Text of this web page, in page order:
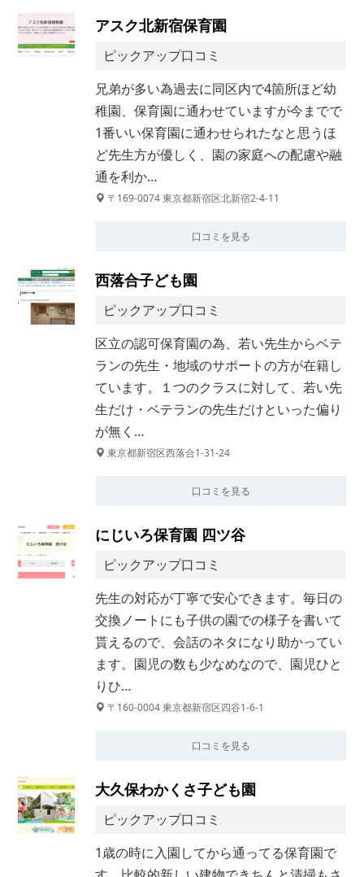
アスク北新宿保育園
ピックアップ口コミ
兄弟が多い為過去に同区内で4箇所ほど幼
稚園、保育園に通わせていますが今までで
1番いい保育園に通わせられたなと思うほ
ど先生方が優しく、園の家庭への配慮や融
通を利か…
〒169-0074 東京都新宿区北新宿2-4-11
口コミを見る
西落合子ども園
ピックアップ口コミ
区立の認可保育園の為、若い先生からベテ
ランの先生・地域のサポートの方が在籍し
ています。１つのクラスに対して、若い先
生だけ・ベテランの先生だけといった偏り
が無く…
東京都新宿区西落合1-31-24
口コミを見る
にじいろ保育園 四ツ谷
ピックアップ口コミ
先生の対応が丁寧で安心できます。毎日の
交換ノートにも子供の園での様子を書いて
貰えるので、会話のネタになり助かってい
ます。園児の数も少なめなので、園児ひと
りひ…
〒160-0004 東京都新宿区四谷1-6-1
口コミを見る
大久保わかくさ子ども園
ピックアップ口コミ
1歳の時に入園してから通ってる保育園で